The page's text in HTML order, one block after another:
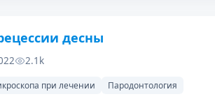
десны
2.1k
при лечении Пародонтология